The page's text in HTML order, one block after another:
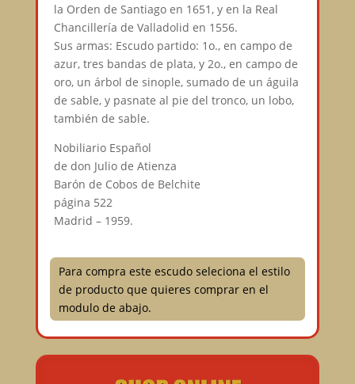
la Orden de Santiago en 1651, y en la Real
Chancillería de Valladolid en 1556.
Sus armas: Escudo partido: 1o., en campo de
azur, tres bandas de plata, y 2o., en campo de
oro, un árbol de sinople, sumado de un águila
de sable, y pasnate al pie del tronco, un lobo,
también de sable.
Nobiliario Español
de don Julio de Atienza
Barón de Cobos de Belchite
página 522
Madrid – 1959.
Para compra este escudo seleciona el estilo
de producto que quieres comprar en el
modulo de abajo.